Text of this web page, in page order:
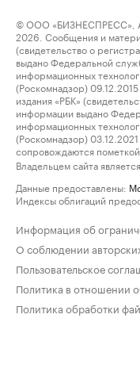
© ООО «БИЗНЕСПРЕСС»,
2026. Сообщения и
(свидетельство о
выдано Федеральной
информационных
(Роскомнадзор)
издания «РБК»
информации выдано
информационных
(Роскомнадзор)
сопровождаются пометкой
Владельцем сайта
Данные предоставлены:
Индексы облигаций
Информация об
О соблюдении
Пользовательское
Политика в отношении
Политика обработки